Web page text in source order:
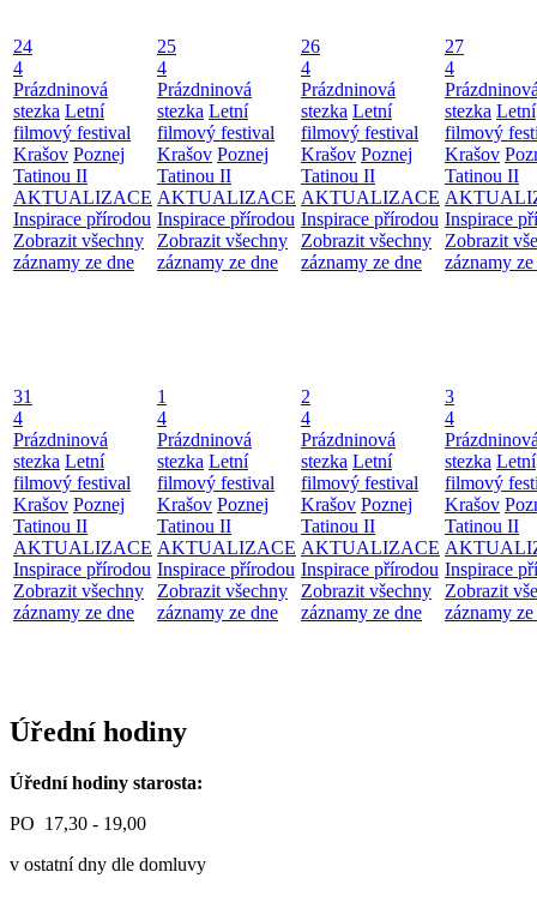
24
4
Prázdninová
stezka Letní
filmový festival
Krašov Poznej
Tatinou II
AKTUALIZACE
Inspirace přírodou
Zobrazit všechny
záznamy ze dne
25
4
Prázdninová
stezka Letní
filmový festival
Krašov Poznej
Tatinou II
AKTUALIZACE
Inspirace přírodou
Zobrazit všechny
záznamy ze dne
26
4
Prázdninová
stezka Letní
filmový festival
Krašov Poznej
Tatinou II
AKTUALIZACE
Inspirace přírodou
Zobrazit všechny
záznamy ze dne
27
4
stezka Letní
filmový
Krašov
Tatinou II
Inspirace
Zobrazit
záznamy
31
4
Prázdninová
stezka Letní
filmový festival
Krašov Poznej
Tatinou II
AKTUALIZACE
Inspirace přírodou
Zobrazit všechny
záznamy ze dne
1
4
Prázdninová
stezka Letní
filmový festival
Krašov Poznej
Tatinou II
AKTUALIZACE
Inspirace přírodou
Zobrazit všechny
záznamy ze dne
2
4
Prázdninová
stezka Letní
filmový festival
Krašov Poznej
Tatinou II
AKTUALIZACE
Inspirace přírodou
Zobrazit všechny
záznamy ze dne
3
4
stezka Letní
filmový
Krašov
Tatinou II
Inspirace
Zobrazit
záznamy
Úřední hodiny
Úřední hodiny starosta:
PO 17,30 - 19,00
v ostatní dny dle domluvy